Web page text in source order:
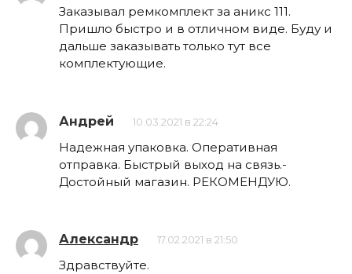
Заказывал ремкомплект за аникс 111.
Пришло быстро и в отличном виде. Буду и
дальше заказывать только тут все
комплектующие.
Андрей 10.03.2021 в 22:24
Надежная упаковка. Оперативная
отправка. Быстрый выход на связь.-
Достойный магазин. РЕКОМЕНДУЮ.
Александр 17.02.2021 в 21:50
Здравствуйте.